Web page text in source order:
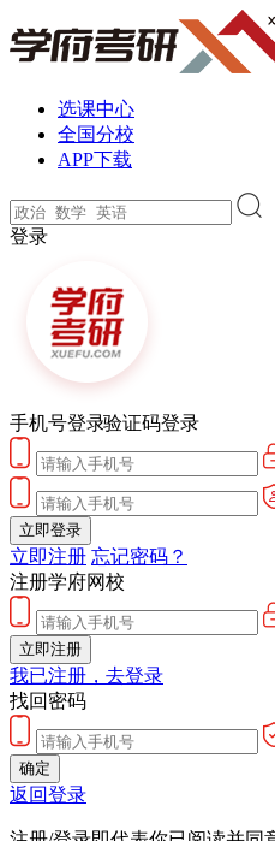
选课中心
全国分校
APP下载
登录
手机号登录验证码登录
立即登录
立即注册 忘记密码？
注册学府网校
立即注册
我已注册，去登录
找回密码
确定
返回登录